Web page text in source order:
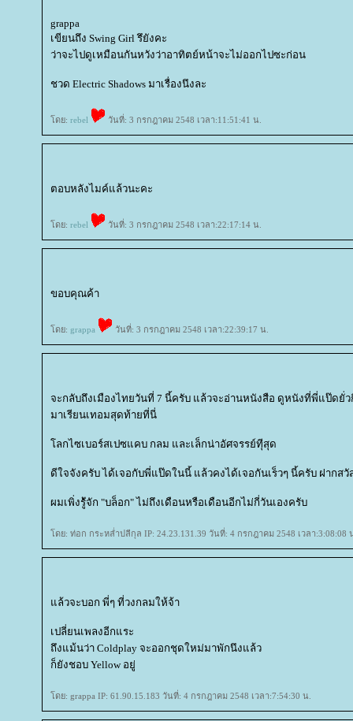
grappa
เขียนถึง Swing Girl รึยังคะ
ว่าจะไปดูเหมือนกันหวังว่าอาทิตย์หน้าจะไม่ออกไปซะก่อน
ชวด Electric Shadows มาเรื่องนึงละ
ดย: rebel วันที่: 3 กรกฎาคม 2548 เวลา:11:51:41 น.
ตอบหลังไมค์แล้วนะคะ
ดย: rebel วันที่: 3 กรกฎาคม 2548 เวลา:22:17:14 น.
ขอบคุณค้า
ดย: grappa วันที่: 3 กรกฎาคม 2548 เวลา:22:39:17 น.
จะกลับถึงเมืองไทยวันที่ 7 นี้ครับ แล้วจะอ่านหนังสือ ดูหนังที่พี่แป๊ดยั่
มาเรียนเทอมสุดท้ายที่นี่
ลกไซเบอร์สเปซแคบ กลม และเล็กน่าอัศจรรย์ทีุ่สุด
ดีใจจังครับ ได้เจอกับพี่แป๊ดในนี้ แล้วคงได้เจอกันเร็วๆ นี้ครับ ฝาก
ผมเพิ่งรู้ัจัก "บล็อก" ไม่ถึงเดือนหรือเดือนอีกไม่กี่วันเองครับ
ดย: ท่อก กระหล่ำปลีกุล IP: 24.23.131.39 วันที่: 4 กรกฎาคม 2548 เวลา:3:08:08
ล้วจะบอก พี่ๆ ที่วงกลมให้จ้า
เปลี่ยนเพลงอีกแระ
ถึงแม้นว่า Coldplay จะออกชุดใหม่มาพักนึงแล้ว
ก็ยังชอบ Yellow อยู่
ดย: grappa IP: 61.90.15.183 วันที่: 4 กรกฎาคม 2548 เวลา:7:54:30 น.